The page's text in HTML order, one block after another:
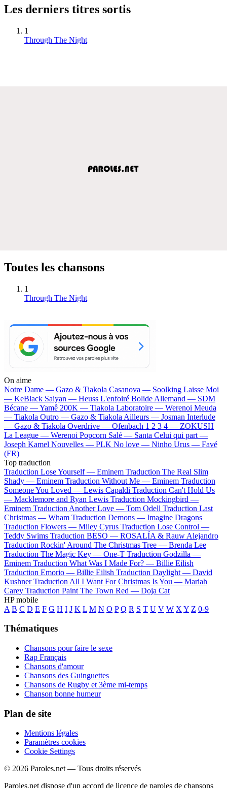
Les derniers titres sortis
1
Through The Night
Toutes les chansons
1
Through The Night
On aime
Notre Dame — Gazo & Tiakola Casanova — Soolking Laisse Moi
— KeBlack Saiyan — Heuss L'enfoiré Bolide Allemand — SDM
Bécane —Yamê 200K — Tiakola Laboratoire — Werenoi Meuda
— Tiakola Outro — Gazo & Tiakola Ailleurs — Josman Interlude
— Gazo & Tiakola Overdrive — Ofenbach 1 2 3 4 — ZOKUSH
La League — Werenoi Popcorn Salé — Santa Celui qui part —
Joseph Kamel Nouvelles — PLK No love — Ninho Urus — Favé
(FR)
Top traduction
Traduction Lose Yourself — Eminem Traduction The Real Slim
Shady — Eminem Traduction Without Me — Eminem Traduction
Someone You Loved — Lewis Capaldi Traduction Can't Hold Us
— Macklemore and Ryan Lewis Traduction Mockingbird —
Eminem Traduction Another Love — Tom Odell Traduction Last
Christmas — Wham Traduction Demons — Imagine Dragons
Traduction Flowers — Miley Cyrus Traduction Lose Control —
Teddy Swims Traduction BESO — ROSALÍA & Rauw Alejandro
Traduction Rockin' Around The Christmas Tree — Brenda Lee
Traduction The Magic Key — One-T Traduction Godzilla —
Eminem Traduction What Was I Made For? — Billie Eilish
Traduction Emorio — Billie Eilish Traduction Daylight — David
Kushner Traduction All I Want For Christmas Is You — Mariah
Carey Traduction Paint The Town Red — Doja Cat
HP mobile
A B C D E F G H I J K L M N O P Q R S T U V W X Y Z 0-9
Thématiques
Chansons pour faire le sexe
Rap Français
Chansons d'amour
Chansons des Guinguettes
Chansons de Rugby et 3ème mi-temps
Chanson bonne humeur
Plan de site
Mentions légales
Paramètres cookies
Cookie Settings
© 2026 Paroles.net — Tous droits réservés
Paroles.net dispose d'un accord de licence de paroles de chansons